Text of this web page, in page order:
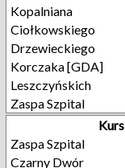
Kopalniana
Ciołkowskiego
Drzewieckiego
Korczaka [GDA]
Leszczyńskich
Zaspa Szpital
Zaspa Szpital
Czarny Dwór